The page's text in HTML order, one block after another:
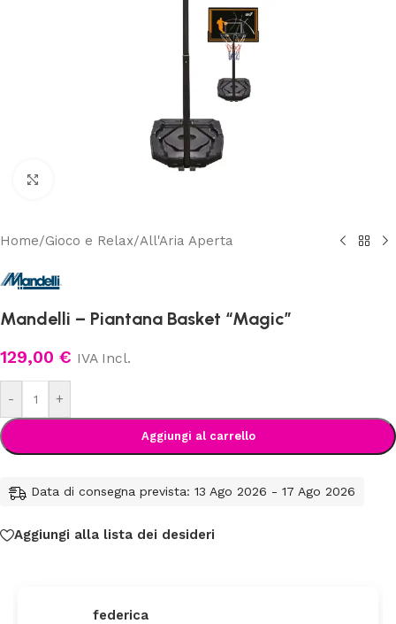
Home/Gioco e Relax/All'Aria Aperta
Mandelli – Piantana Basket “Magic”
129,00 € IVA Incl.
- +
Aggiungi al carrello
Data di consegna prevista: 13 Ago 2026 - 17 Ago 2026
Aggiungi alla lista dei desideri
federica